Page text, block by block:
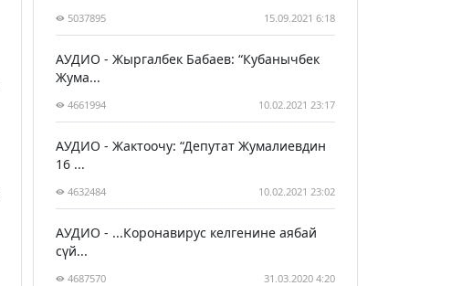
5037895 15.09.2021 6:18
АУДИО - Жыргалбек Бабаев: “Кубанычбек
Жума...
4661994 10.02.2021 23:17
АУДИО - Жактоочу: “Депутат Жумалиевдин
16 ...
4632484 10.02.2021 23:02
АУДИО - ...Коронавирус келгенине аябай
сүй...
4687570 31.03.2020 4:20